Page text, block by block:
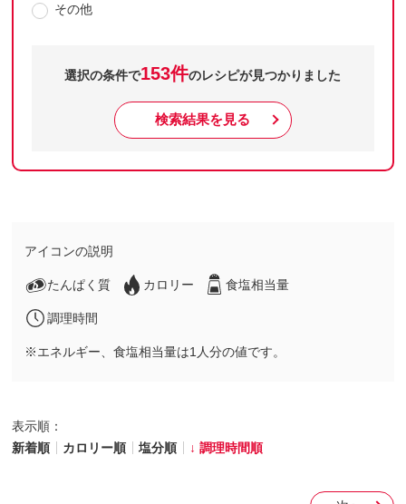
その他
選択の条件で153件のレシピが見つかりました
検索結果を見る
アイコンの説明
たんぱく質 カロリー 食塩相当量
調理時間
※エネルギー、食塩相当量は1人分の値です。
表示順：
新着順
カロリー順 塩分順 調理時間順